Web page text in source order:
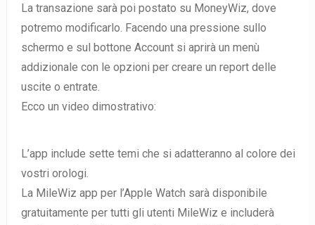
La transazione sarà poi postato su MoneyWiz, dove
potremo modificarlo. Facendo una pressione sullo
schermo e sul bottone Account si aprirà un menù
addizionale con le opzioni per creare un report delle
uscite o entrate.
Ecco un video dimostrativo:
L’app include sette temi che si adatteranno al colore dei
vostri orologi.
La MileWiz app per l’Apple Watch sarà disponibile
gratuitamente per tutti gli utenti MileWiz e includerà